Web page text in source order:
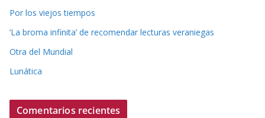
Por los viejos tiempos
‘La broma infinita’ de recomendar lecturas veraniegas
Otra del Mundial
Lunática
Comentarios recientes